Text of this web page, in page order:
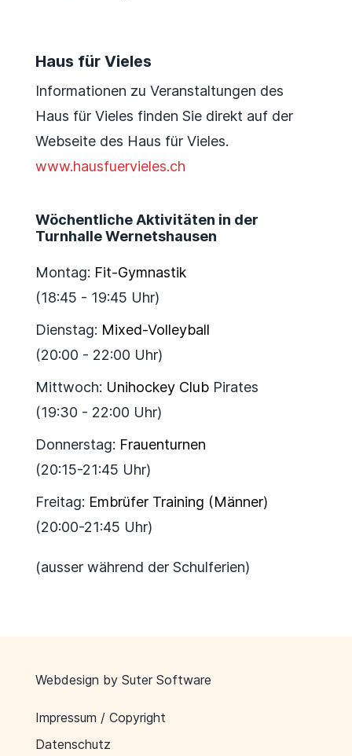
Haus für Vieles
Informationen zu Veranstaltungen des
Haus für Vieles finden Sie direkt auf der
Webseite des Haus für Vieles.
www.hausfuervieles.ch
Wöchentliche Aktivitäten in der
Turnhalle Wernetshausen
Montag: Fit-Gymnastik
(18:45 - 19:45 Uhr)
Dienstag: Mixed-Volleyball
(20:00 - 22:00 Uhr)
Mittwoch: Unihockey ClubPirates
(19:30 - 22:00 Uhr)
Donnerstag: Frauenturnen
(20:15-21:45 Uhr)
Freitag: Embrüfer Training (Männer)
(20:00-21:45 Uhr)
(ausser während der Schulferien)
Webdesign by Suter Software
Impressum / Copyright
Datenschutz